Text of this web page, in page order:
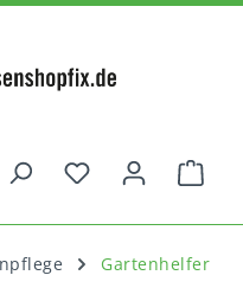
Gartenhelfer